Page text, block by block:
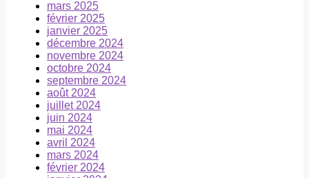
mars 2025
février 2025
janvier 2025
décembre 2024
novembre 2024
octobre 2024
septembre 2024
août 2024
juillet 2024
juin 2024
mai 2024
avril 2024
mars 2024
février 2024